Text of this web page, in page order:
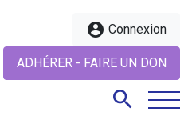
account_circle Connexion
ADHÉRER - FAIRE UN DON
search